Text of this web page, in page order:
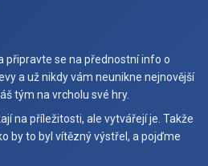
připravte se na přednostní info o
a už nikdy vám neunikne nejnovější
tým na vrcholu své hry.
na příležitosti, ale vytvářejí je. Takže
by to byl vítězný výstřel, a pojďme